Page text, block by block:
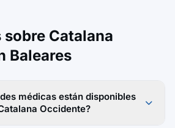
sobre Catalana
Baleares
médicas están disponibles
Occidente?